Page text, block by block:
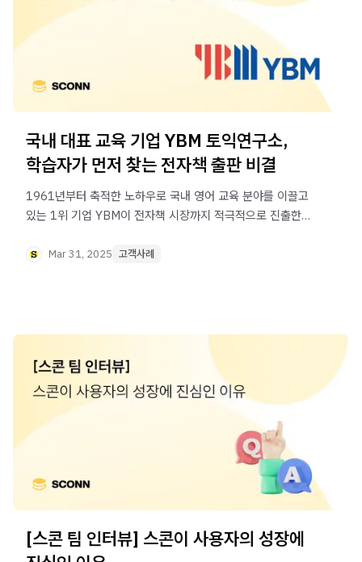
국내 대표 교육 기업 YBM 토익연구소,
학습자가 먼저 찾는 전자책 출판 비결
1961년부터 축적한 노하우로 국내 영어 교육 분야를 이끌고
있는 1위 기업 YBM이 전자책 시장까지 적극적으로 진출한
확인해 보세요.
Mar 31, 2025 고객사례
[스콘 팀 인터뷰] 스콘이 사용자의 성장에